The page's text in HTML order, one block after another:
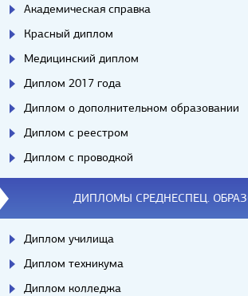
Академическая справка
Красный диплом
Медицинский диплом
Диплом 2017 года
Диплом о дополнительном образовании
Диплом с реестром
Диплом с проводкой
ДИПЛОМЫ СРЕДНЕСПЕЦ.
Диплом училища
Диплом техникума
Диплом колледжа